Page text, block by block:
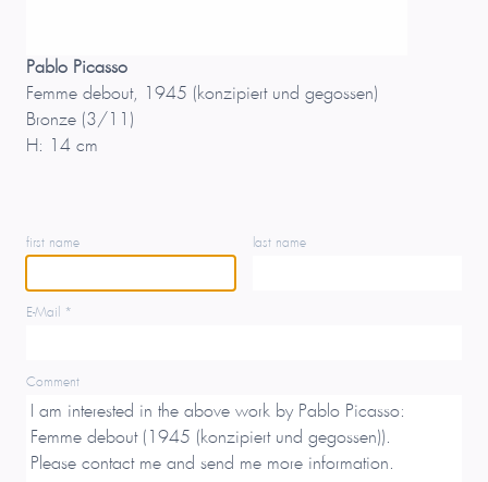
Pablo Picasso
Femme debout, 1945 (konzipiert und gegossen)
Bronze (3/11)
H: 14 cm
first name last name
E-Mail *
Comment